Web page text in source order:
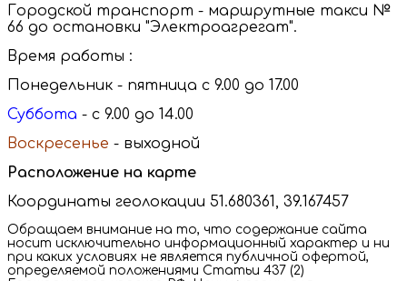
Городской транспорт - маршрутные такси №
66 до остановки "Электроагрегат".
Время работы :
Понедельник - пятница с 9.00 до 17.00
Суббота - с 9.00 до 14.00
Воскресенье - выходной
Расположение на карте
Координаты геолокации 51.680361, 39.167457
Обращаем внимание на то, что содержание сайта
носит исключительно информационный характер и ни
при каких условиях не является публичной офертой,
определяемой положениями Статьи 437 (2)